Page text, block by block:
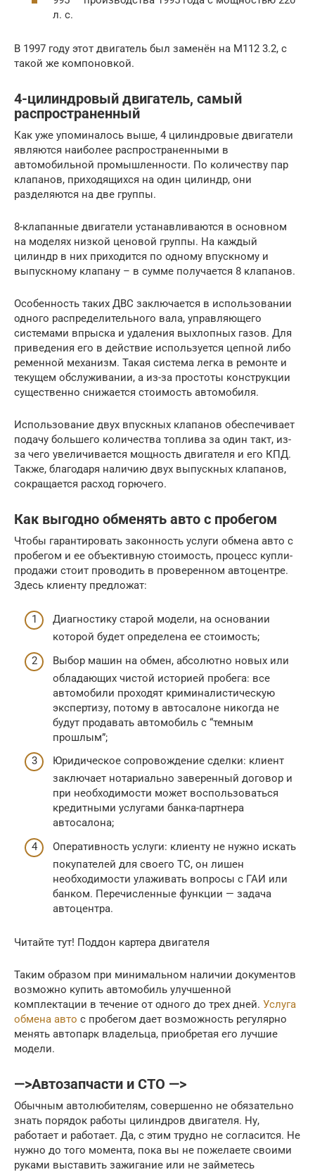
л. с.
В 1997 году этот двигатель был заменён на M112 3.2, с
такой же компоновкой.
4-цилиндровый двигатель, самый
распространенный
Как уже упоминалось выше, 4 цилиндровые двигатели
являются наиболее распространенными в
автомобильной промышленности. По количеству пар
клапанов, приходящихся на один цилиндр, они
разделяются на две группы.
8-клапанные двигатели устанавливаются в основном
на моделях низкой ценовой группы. На каждый
цилиндр в них приходится по одному впускному и
выпускному клапану – в сумме получается 8 клапанов.
Особенность таких ДВС заключается в использовании
одного распределительного вала, управляющего
системами впрыска и удаления выхлопных газов. Для
приведения его в действие используется цепной либо
ременной механизм. Такая система легка в ремонте и
текущем обслуживании, а из-за простоты конструкции
существенно снижается стоимость автомобиля.
Использование двух впускных клапанов обеспечивает
подачу большего количества топлива за один такт, из-
за чего увеличивается мощность двигателя и его КПД.
Также, благодаря наличию двух выпускных клапанов,
сокращается расход горючего.
Как выгодно обменять авто с пробегом
Чтобы гарантировать законность услуги обмена авто с
пробегом и ее объективную стоимость, процесс купли-
продажи стоит проводить в проверенном автоцентре.
Здесь клиенту предложат:
Диагностику старой модели, на основании
которой будет определена ее стоимость;
Выбор машин на обмен, абсолютно новых или
обладающих чистой историей пробега: все
автомобили проходят криминалистическую
экспертизу, потому в автосалоне никогда не
будут продавать автомобиль с “темным
прошлым”;
Юридическое сопровождение сделки: клиент
заключает нотариально заверенный договор и
при необходимости может воспользоваться
кредитными услугами банка-партнера
автосалона;
Оперативность услуги: клиенту не нужно искать
покупателей для своего ТС, он лишен
необходимости улаживать вопросы с ГАИ или
банком. Перечисленные функции — задача
автоцентра.
Читайте тут! Поддон картера двигателя
Таким образом при минимальном наличии документов
возможно купить автомобиль улучшенной
комплектации в течение от одного до трех дней. Услуга
обмена авто с пробегом дает возможность регулярно
менять автопарк владельца, приобретая его лучшие
модели.
—>Автозапчасти и СТО —>
Обычным автолюбителям, совершенно не обязательно
знать порядок работы цилиндров двигателя. Ну,
работает и работает. Да, с этим трудно не согласится. Не
нужно до того момента, пока вы не пожелаете своими
руками выставить зажигание или не займетесь